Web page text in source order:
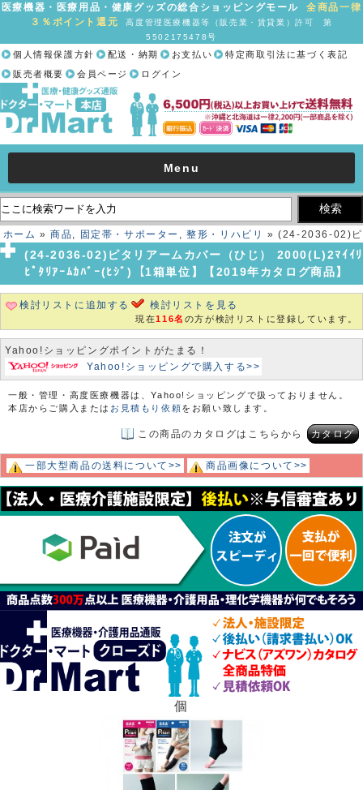
医療機器・医療用品・健康グッズの総合ショッピングモール全商品一律
３％ポイント還元
高度管理医療機器等（販売業・賃貸業）許可 第
5502175478号
個人情報保護方針 配送・納期 お支払い
特定商取引法に基づく表記
販売者概要
会員ページ ログイン
Menu
ホーム »商品, 固定帯・サポーター ,整形・リハビリ
» (24-2036-02)ピ
タリアームカバー（ひじ） 2000(L)2ﾏｲｲﾘ ﾋﾟﾀﾘｱｰﾑｶﾊﾞｰ(ﾋｼﾞ)【1箱単
位】【2019年カタログ商品】
(24-2036-02)ピタリアームカバー（ひじ） 2000(L)2ﾏｲｲﾘ
ﾋﾟﾀﾘｱｰﾑｶﾊﾞｰ(ﾋｼﾞ)【1箱単位】【2019年カタログ商品】
検討リストに追加する 検討リストを見る
現在116名 の方が検討リストに登録しています。
Yahoo!ショッピングポイントがたまる！
Yahoo!ショッピングで購入する>>
一般・管理・高度医療機器は、Yahoo!ショッピングで扱っておりません。
本店からご購入または お見積もり依頼をお願い致します。
この商品のカタログはこちらから カタログ
一部大型商品の送料について>> 商品画像について>>
個